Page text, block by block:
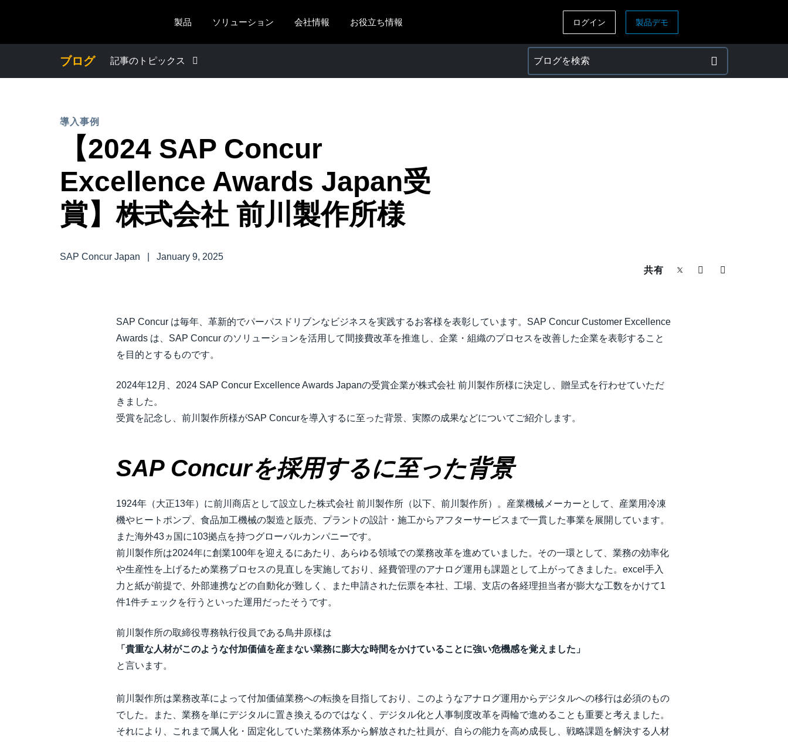
製品
ソリューション 会社情報 お役立ち情報
México (Español)
Brasil (Português)
Norway (English)
ASIA PACIFIC
ログイン 製品デモ
ブログ 記事のトピックス
経理・総務の豆知識
導入事例
サステナビリティ
働きかた改革
導入事例
【2024 SAP Concur
Excellence Awards Japan受
賞】株式会社 前川製作所様
SAP Concur Japan
January 9, 2025
共有
SAP Concur は毎年、革新的でパーパスドリブンなビジネスを実践するお客様を表彰しています。SAP Concur Customer Excellence
Awards は、SAP Concur のソリューションを活用して間接費改革を推進し、企業・組織のプロセスを改善した企業を表彰すること
を目的とするものです。
2024年12月、2024 SAP Concur Excellence Awards Japanの受賞企業が株式会社 前川製作所様に決定し、贈呈式を行わせていただ
きました。
受賞を記念し、前川製作所様がSAP Concurを導入するに至った背景、実際の成果などについてご紹介します。
SAP Concurを採用するに至った背景
1924年（大正13年）に前川商店として設立した株式会社 前川製作所（以下、前川製作所）。産業機械メーカーとして、産業用冷凍
機やヒートポンプ、食品加工機械の製造と販売、プラントの設計・施工からアフターサービスまで一貫した事業を展開しています。
また海外43ヵ国に103拠点を持つグローバルカンパニーです。
前川製作所は2024年に創業100年を迎えるにあたり、あらゆる領域での業務改革を進めていました。その一環として、業務の効率化
や生産性を上げるため業務プロセスの見直しを実施しており、経費管理のアナログ運用も課題として上がってきました。excel手入
力と紙が前提で、外部連携などの自動化が難しく、また申請された伝票を本社、工場、支店の各経理担当者が膨大な工数をかけて1
件1件チェックを行うといった運用だったそうです。
前川製作所の取締役専務執行役員である鳥井原様は
「貴重な人材がこのような付加価値を産まない業務に膨大な時間をかけていることに強い危機感を覚えました」
と言います。
前川製作所は業務改革によって付加価値業務への転換を目指しており、このようなアナログ運用からデジタルへの移行は必須のもの
でした。また、業務を単にデジタルに置き換えるのではなく、デジタル化と人事制度改革を両輪で進めることも重要と考えました。
それにより、これまで属人化・固定化していた業務体系から解放された社員が、自らの能力を高め成長し、戦略課題を解決する人材